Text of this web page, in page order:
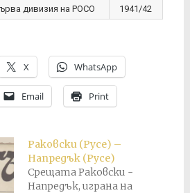
дивизия на РОСО 1941/42
X WhatsApp
Email Print
Раковски (Русе) –
Напредък (Русе)
Срещата Раковски -
Напредък, играна на